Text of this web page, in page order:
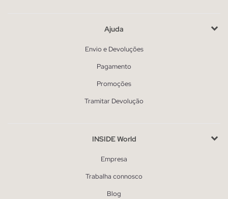
Ajuda
Envio e Devoluções
Pagamento
Promoções
Tramitar Devolução
INSIDE World
Empresa
Trabalha connosco
Blog